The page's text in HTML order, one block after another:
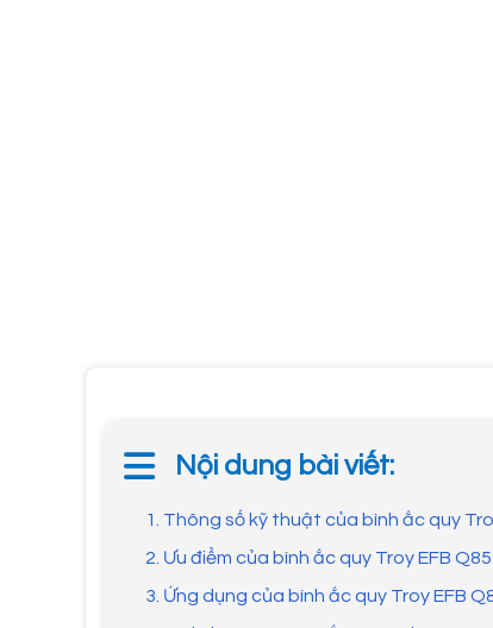
Nội dung bài viết:
1. Thông số kỹ thuật của bình ắc quy
2. Ưu điểm của bình ắc quy Troy EFB
3. Ứng dụng của bình ắc quy Troy EFB